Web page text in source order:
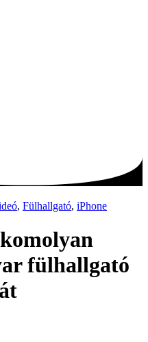
, Fülhallgató, iPhone
fülhallgató